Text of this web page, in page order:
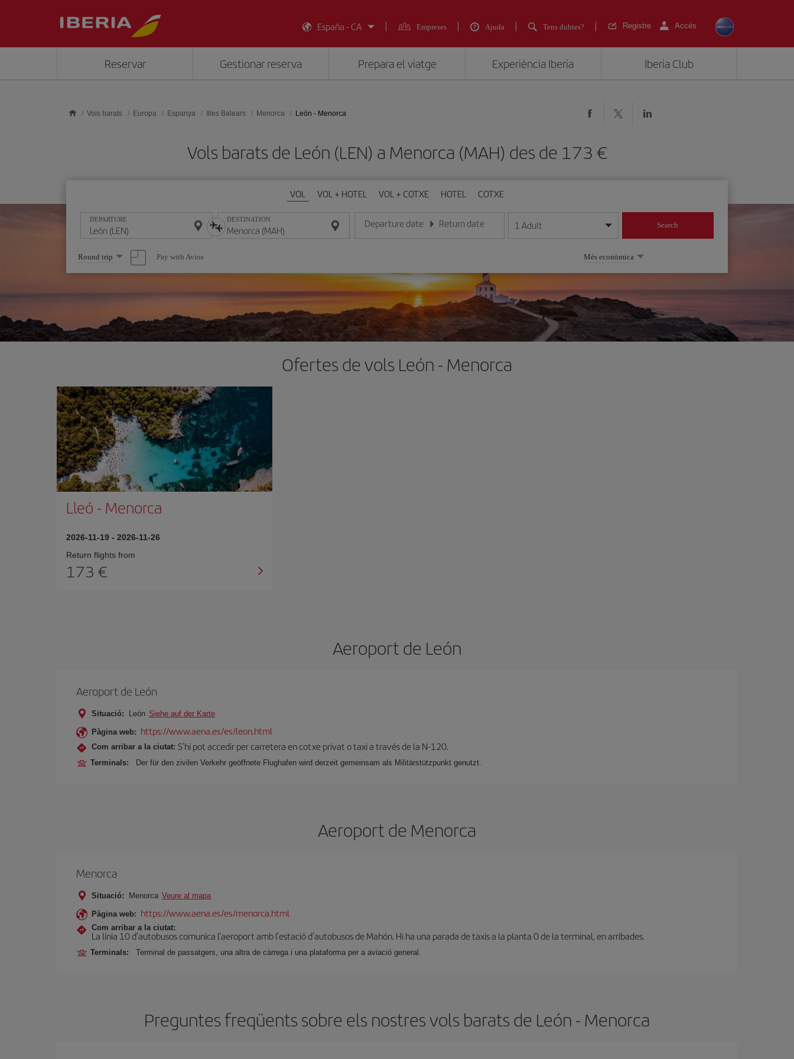
España - CA
Empreses Ajuda Tens dubtes? Registre Accés
Reservar Gestionar reserva Prepara el viatge Experiència Iberia Iberia Club
Vols barats Europa Espanya Illes Balears Menorca León - Menorca
Vols barats de León (LEN) a Menorca (MAH) des de 173
VOL VOL + HOTEL VOL + COTXE HOTEL COTXE
DEPARTURE DESTINATION Departure date
Introduce la fecha en format dia/mes/any
Return date
Introduce la fecha en format dia/mes/any
1 Adult Search
Select
one
option
Round trip Pay with Avios Més econòmica
Ofertes de vols León - Menorca
Lleó - Menorca
2026-11-19 - 2026-11-26
Return flights from
173
Aeroport de León
Aeroport de León
Situació: León Siehe auf der Karte
Pàgina web: https://www.aena.es/es/leon.html
Com arribar a la ciutat: S’hi pot accedir per carretera en cotxe privat o taxi a través de la N-120.
Terminals: Der für den zivilen Verkehr geöffnete Flughafen wird derzeit gemeinsam als Militärstützpunkt genutzt.
Aeroport de Menorca
Menorca
Situació: Menorca Veure al mapa
Pàgina web: https://www.aena.es/es/menorca.html
Com arribar a la ciutat:
La línia 10 d'autobusos comunica l'aeroport amb l'estació d'autobusos de Mahón. Hi ha una parada de taxis a la planta 0 de la terminal, en arribades.
Terminals: Terminal de passatgers, una altra de càrrega i una plataforma per a aviació general.
Preguntes freqüents sobre els nostres vols barats de León - Menorca